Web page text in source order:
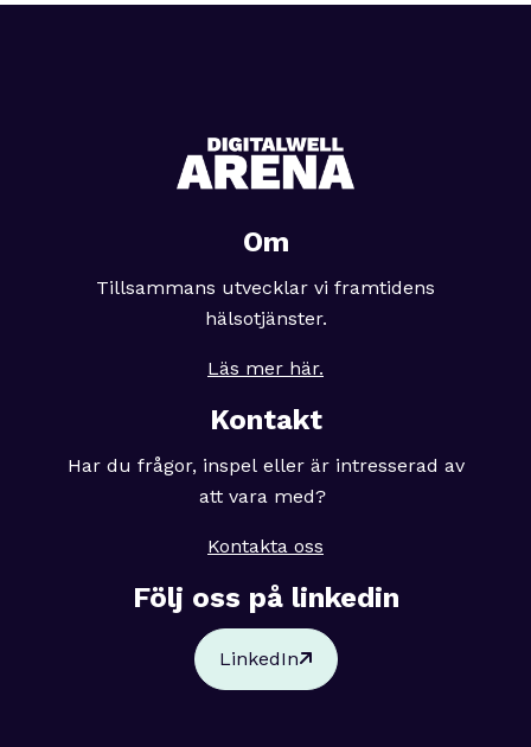
Om
Tillsammans utvecklar vi framtidens
hälsotjänster.
Läs mer här.
Kontakt
Har du frågor, inspel eller är intresserad av
att vara med?
Kontakta oss
Följ oss på linkedin
LinkedIn